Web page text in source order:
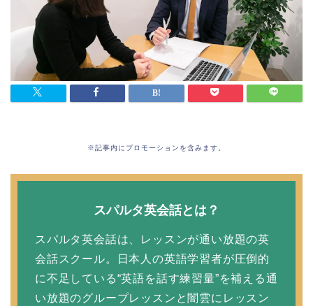
※記事内にプロモーションを含みます。
スパルタ英会話とは？
スパルタ英会話は、レッスンが通い放題の英
会話スクール。日本人の英語学習者が圧倒的
に不足している“英語を話す練習量”を補える通
い放題のグループレッスンと闇雲にレッスン